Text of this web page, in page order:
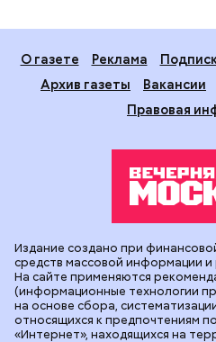
О газете Реклама
Архив газеты
Вакансии
Правовая
Издание создано при
средств массовой информации
На сайте применяются
(информационные технологии
на основе сбора,
относящихся к предпочтениям
«Интернет», находящихся на